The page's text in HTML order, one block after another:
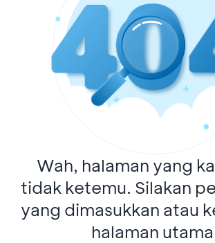
Wah, halaman yang
tidak ketemu. Silakan
yang dimasukkan atau
halaman